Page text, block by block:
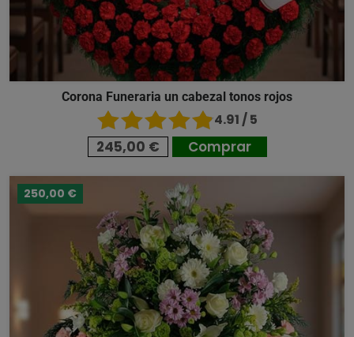
Corona Funeraria un cabezal tonos rojos
4.91 / 5
245,00 € Comprar
250,00 €